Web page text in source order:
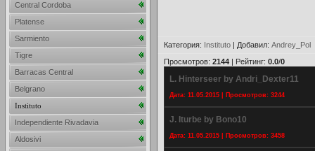
Категория: Instituto | Добавил: Andrey_Pol
Просмотров: 2144 | Рейтинг: 0.0/0
L. Hinterseer by Andri_Dexter11
Дата: 11.05.2015 | Просмотров: 3244
J. Iturbe by Bono10
Дата: 11.05.2015 | Просмотров: 3458
Central Cordoba
Platense
Sarmiento
Tigre
Barracas Central
Belgrano
Instituto
Independiente Rivadavia
Aldosivi